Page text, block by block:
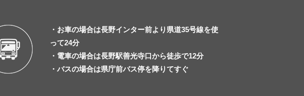
・お車の場合は長野インター前より県道35号線を使
って24分
・電車の場合は長野駅善光寺口から徒歩で12分
・バスの場合は県庁前バス停を降りてすぐ